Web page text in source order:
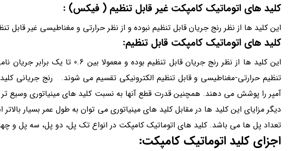
کلید های اتوماتیک کامپکت غیر قابل تنظیم ( فیکس) :
این کلید ها از نظر رنج جریان قابل تنظیم نبوده و از نظر حرارتی و مغناطیسی غیر قابل
کلید های اتوماتیک کامپکت قابل تنظیم:
این کلید ها از نظر رنج جریان قابل
دیگر مزایای این کلید ها در مقابل کلید های مینیاتوری می توان به طول عمر بسیار بالاتر
تعداد پل ها می باشد. کلید های اتوماتیک کامپکت در انواع تک پل، دو پل، سه پل و
اجزای کلید اتوماتیک کامپکت: